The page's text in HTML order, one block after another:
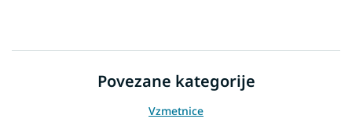
Povezane kategorije
Vzmetnice